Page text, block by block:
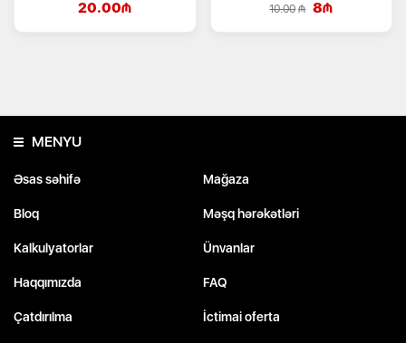
20.00₼ 10.00 ₼ 8₼
MENYU
Əsas səhifə Mağaza
Bloq Məşq hərəkətləri
Kalkulyatorlar Ünvanlar
Haqqımızda FAQ
Çatdırılma İctimai oferta